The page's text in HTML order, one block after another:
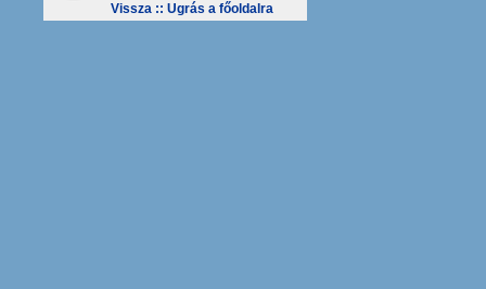
Vissza :: Ugrás a főoldalra